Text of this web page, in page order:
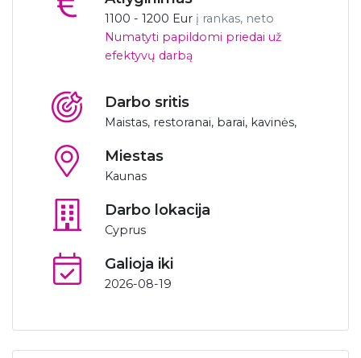
1100 - 1200 Eur į rankas, neto
Numatyti papildomi priedai už
efektyvų darbą
Darbo sritis
Maistas, restoranai, barai, kavinės,
Miestas
Kaunas
Darbo lokacija
Cyprus
Galioja iki
2026-08-19